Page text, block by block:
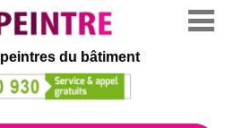
du bâtiment